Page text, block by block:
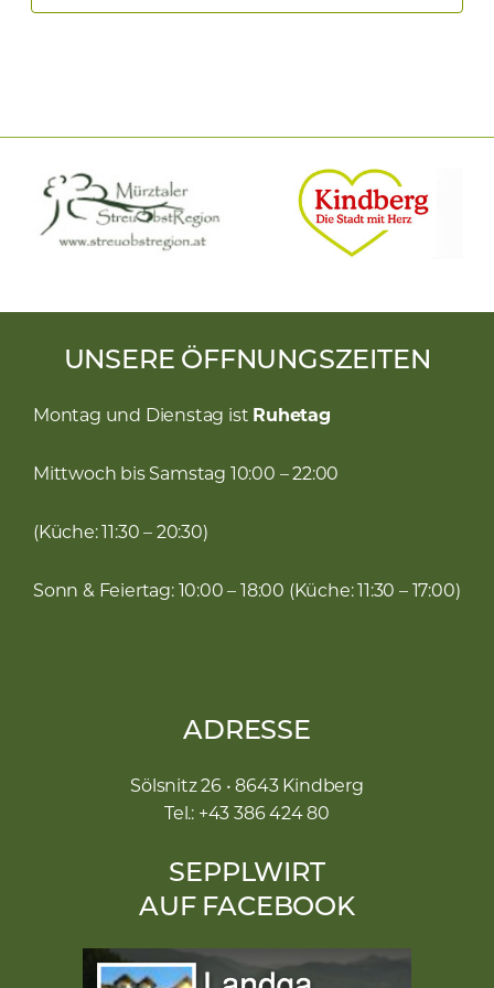
UNSERE ÖFFNUNGSZEITEN
Montag und Dienstag ist Ruhetag
Mittwoch bis Samstag 10:00 – 22:00
(Küche: 11:30 – 20:30)
Sonn & Feiertag: 10:00 – 18:00 (Küche: 11:30 – 17:00)
ADRESSE
Sölsnitz 26 • 8643 Kindberg
Tel.: +43 386 424 80
SEPPLWIRT
AUF FACEBOOK